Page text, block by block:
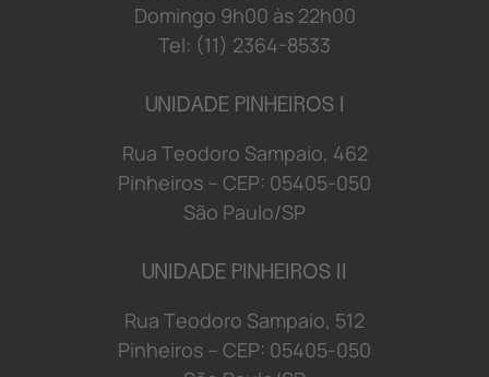
Domingo 9h00 às 22h00
Tel: (11) 2364-8533
UNIDADE PINHEIROS I
Rua Teodoro Sampaio, 462
Pinheiros – CEP: 05405-050
São Paulo/SP
UNIDADE PINHEIROS II
Rua Teodoro Sampaio, 512
Pinheiros – CEP: 05405-050